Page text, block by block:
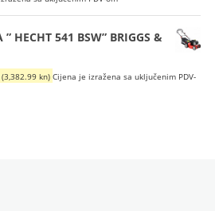
HECHT 541 BSW” BRIGGS &
(3,382.99 kn) Trenutna
Cijena je izražena sa uključenim PDV-